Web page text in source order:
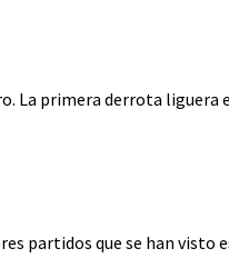
La primera derrota liguera
partidos que se han visto